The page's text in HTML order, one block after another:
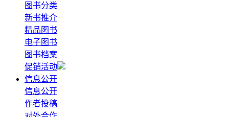
图书分类
新书推介
精品图书
电子图书
图书档案
促销活动
信息公开
信息公开
作者投稿